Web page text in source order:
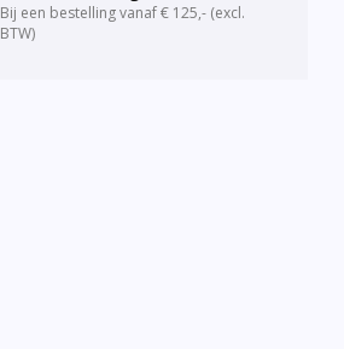
Bij een bestelling vanaf € 125,- (excl.
BTW)